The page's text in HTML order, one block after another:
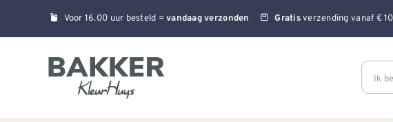
Voor 16.00 uur besteld =vandaag verzonden Gratisverzending vanaf €
Ik